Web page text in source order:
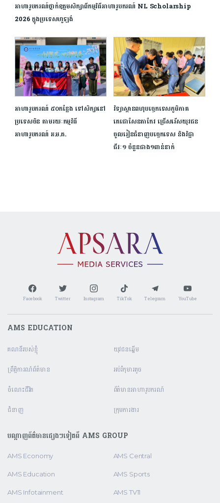
អាហារូបករណ៍ថ្នាក់ឧត្ដមសិក្សាពីកម្មវិធីអាហារូបករណ៍ NL Scholarship
2026 ក្នុងប្រទេសហូឡង់
អាហារូបករណ៍ ៥០កន្លែង ទៅសិក្សា​នៅ
ប្រទេស​ចិន តាមរយៈកម្មវិធី
អាហារូបករណ៍ អ.ម.ត.
វិទ្យាស្ថាន​ពហុបច្ចេកទេស​ភូមិភាគ​
តេជោសែនតាកែវ ជ្រើសរើស​យុវជន​
ចូលរៀនជំនាញបច្ចេកទេស និងវិជ្ជា
ជីវៈ១ ចំនួនជាង១ពាន់នាក់
Facebook Twitter Instagram TikTok Telegram YouTube
AMS EDUCATION
គណនី​របស់ខ្ញុំ
ព្រឹត្តិការណ៍ព័ត៌មាន
ចំណេះជីវិត
ជំនាញ
យុវជនឆ្នើម
អប់រំកុមារតូច
ព័ត៌មានអាហារូបករណ៍
ក្រុមការងារ
បណ្តាញព័ត៌មានផ្សេងៗទៀតពី AMS GROUP
AMS Economy
AMS Education
AMS Infotainment
AMS Central
AMS Sports
AMS TV11